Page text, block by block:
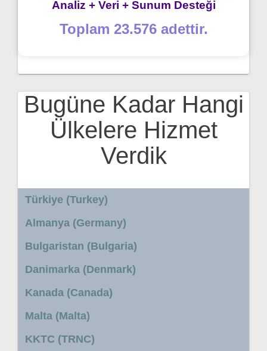
Analiz + Veri + Sunum Desteği
Toplam 23.576 adettir.
Bugüne Kadar Hangi
Ülkelere Hizmet
Verdik
Türkiye (Turkey)
Almanya (Germany)
Bulgaristan (Bulgaria)
Danimarka (Denmark)
Kanada (Canada)
Malta (Malta)
KKTC (TRNC)